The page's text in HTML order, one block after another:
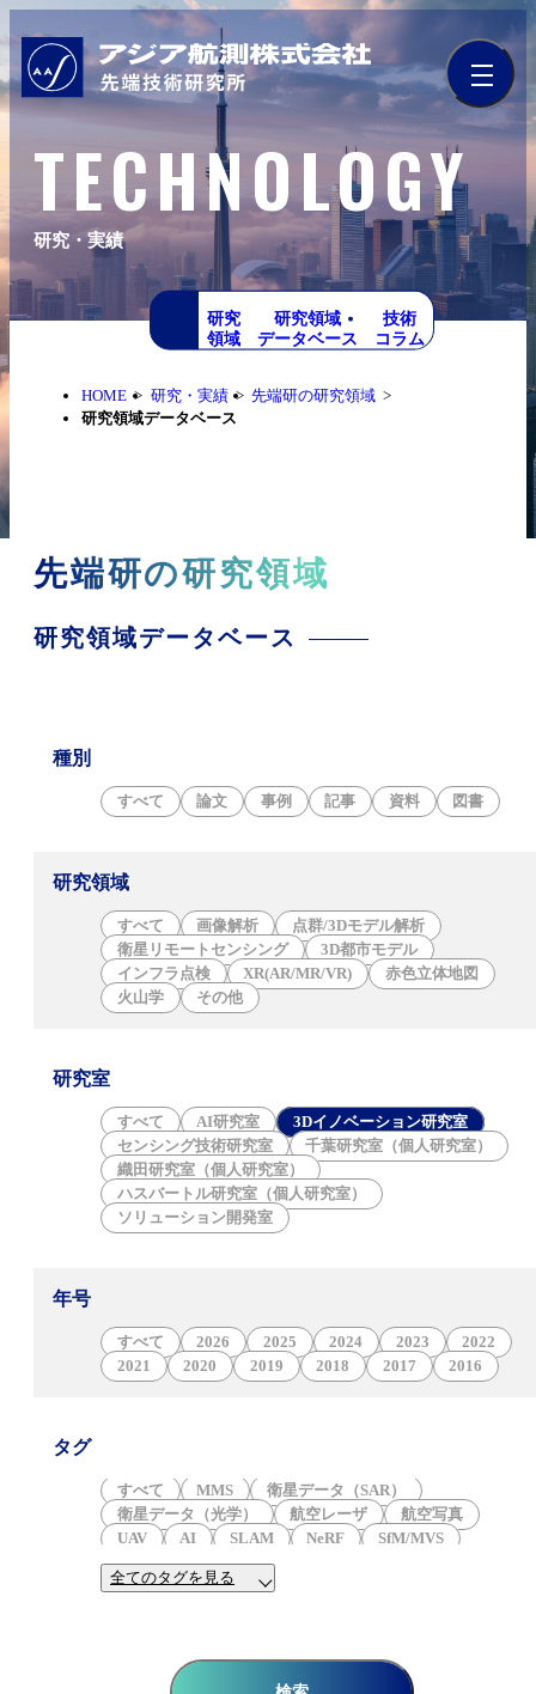
TECHNOLOGY
研究・実績
研究
領域
研究領域
データベース
技術
コラム
HOME 研究・実績
先端研の研究領域
研究領域データベース
先端研の研究領域
研究領域データベース
種別
すべて 論文 事例 記事 資料 図書
研究領域
すべて 画像解析
点群/3Dモデル解析
衛星リモートセンシング
3D都市モデル
インフラ点検
XR(AR/MR/VR)
赤色立体地図
火山学
その他
研究室
すべて AI研究室
3Dイノベーション研究室
センシング技術研究室
千葉研究室（個人研究室）
織田研究室（個人研究室）
ハスバートル研究室（個人研究室）
ソリューション開発室
年号
すべて 2026 2025 2024 2023
2022
2021
2020 2019 2018 2017 2016
タグ
すべて MMS
衛星データ（SAR）
衛星データ（光学）
航空レーザ
航空写真
UAV
AI SLAM NeRF
SfM/MVS
三次元点群
3DGS
津波
防災 岩石学
全てのタグを見る